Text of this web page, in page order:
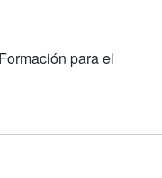
para el